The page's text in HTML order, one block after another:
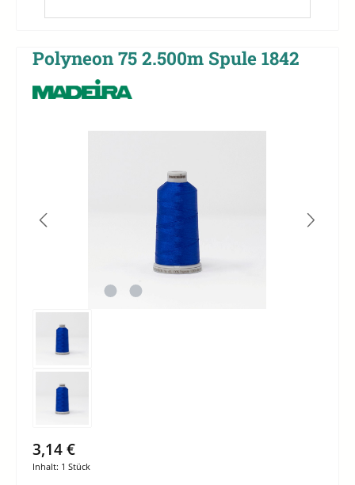
Polyneon 75 2.500m Spule 1842
3,14 €
Inhalt: 1 Stück